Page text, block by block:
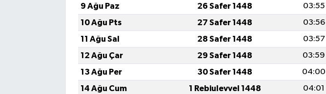
9 Ağu Paz
26 Safer 1448 03:55
10 Ağu Pts
27 Safer 1448 03:56
11 Ağu Sal
28 Safer 1448 03:57
12 Ağu Çar
29 Safer 1448 03:59
13 Ağu Per
30 Safer 1448 04:00
14 Ağu Cum
1 Rebiulevvel 1448 04:01